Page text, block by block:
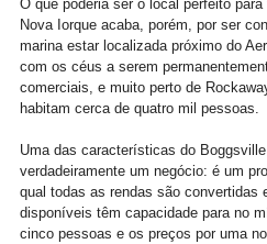
O que poderia ser o local perfeito
Nova Iorque acaba, porém, por ser
marina estar localizada próximo do
com os céus a serem
comerciais, e muito perto de
habitam cerca de quatro mil pessoas.
Uma das características do
verdadeiramente um negócio: é um
qual todas as rendas são convertidas
disponíveis têm capacidade para no
cinco pessoas e os preços por uma